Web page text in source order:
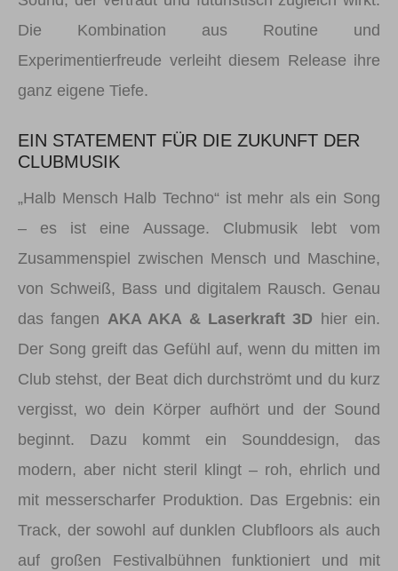
Die Kombination aus Routine und
Experimentierfreude verleiht diesem Release ihre
ganz eigene Tiefe.
EIN STATEMENT FÜR DIE ZUKUNFT DER
CLUBMUSIK
„Halb Mensch Halb Techno“ ist mehr als ein Song
– es ist eine Aussage. Clubmusik lebt vom
Zusammenspiel zwischen Mensch und Maschine,
von Schweiß, Bass und digitalem Rausch. Genau
das fangen AKA AKA & Laserkraft 3D hier ein.
Der Song greift das Gefühl auf, wenn du mitten im
Club stehst, der Beat dich durchströmt und du kurz
vergisst, wo dein Körper aufhört und der Sound
beginnt. Dazu kommt ein Sounddesign, das
modern, aber nicht steril klingt – roh, ehrlich und
mit messerscharfer Produktion. Das Ergebnis: ein
Track, der sowohl auf dunklen Clubfloors als auch
auf großen Festivalbühnen funktioniert und mit